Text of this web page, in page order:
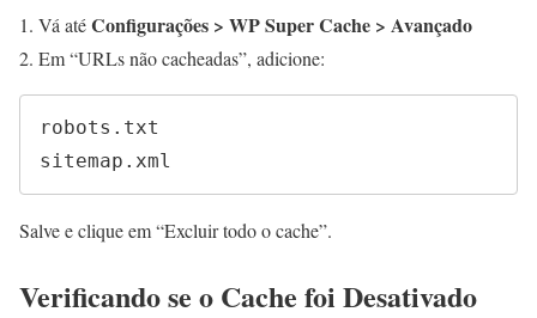
Vá atéConfigurações > WP Super Cache > Avançado
Em “URLs não cacheadas”, adicione:
robots.txt
sitemap.xml
Salve e clique em “Excluir todo o cache”.
Verificando se o Cache foi Desativado